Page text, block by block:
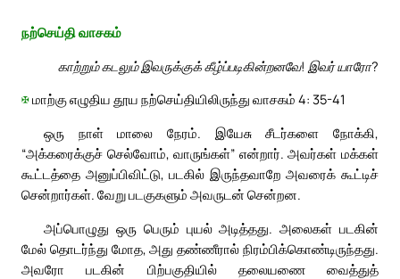
நற்செய்தி வாசகம்
காற்றும் கடலும் இவருக்குக் கீழ்ப்படிகின்றனவே! இவர் யாரோ?
✠மாற்கு எழுதிய தூய நற்செய்தியிலிருந்து வாசகம் 4: 35-41
ஒரு நாள் மாலை நேரம். இயேசு சீடர்களை நோக்கி,
“அக்கரைக்குச் செல்வோம், வாருங்கள்” என்றார். அவர்கள் மக்கள்
கூட்டத்தை அனுப்பிவிட்டு, படகில் இருந்தவாறே அவரைக் கூட்டிச்
சென்றார்கள். வேறு படகுகளும் அவருடன் சென்றன.
அப்பொழுது ஒரு பெரும் புயல் அடித்தது. அலைகள் படகின்
மேல் தொடர்ந்து மோத, அது தண்ணீரால் நிரம்பிக்கொண்டிருந்தது.
அவரோ படகின் பிற்பகுதியில் தலையணை வைத்துத்